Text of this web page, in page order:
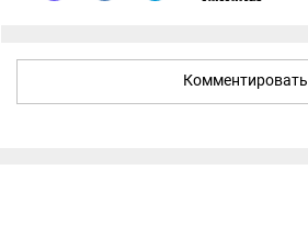
Комментировать